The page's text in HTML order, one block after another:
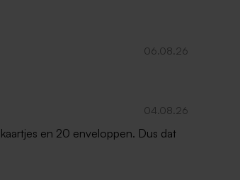
06.08.26
04.08.26
en 20 enveloppen. Dus dat